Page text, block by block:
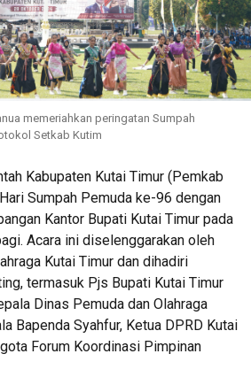
memeriahkan peringatan Sumpah
Setkab Kutim
Kabupaten Kutai Timur (Pemkab
Sumpah Pemuda ke-96 dengan
Kantor Bupati Kutai Timur pada
Acara ini diselenggarakan oleh
Kutai Timur dan dihadiri
termasuk Pjs Bupati Kutai Timur
Dinas Pemuda dan Olahraga
Bapenda Syahfur, Ketua DPRD Kutai
Forum Koordinasi Pimpinan